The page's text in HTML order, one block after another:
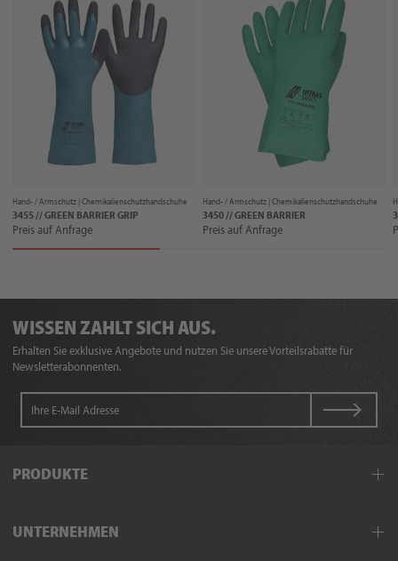
Hand- / Armschutz |Chemikalienschutzhandschuhe
3455 // GREEN BARRIER GRIP
Preis auf Anfrage
Hand- / Armschutz |Chemikalienschutzhandschuhe
3450 // GREEN BARRIER
Preis auf Anfrage
WISSEN ZAHLT SICH AUS.
Erhalten Sie exklusive Angebote und nutzen Sie unsere Vorteilsrabatte für
Newsletterabonnenten.
PRODUKTE
Schutzkleidung
UNTERNEHMEN